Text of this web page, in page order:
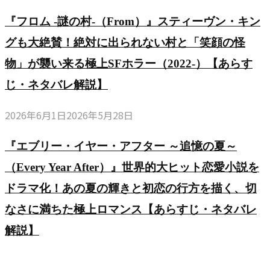
『フロム -謎の村-（From）』スティーヴン・キン
グも大絶賛！絶対に出られない村と「笑顔の怪
物」が襲い来る極上SFホラー（2022-）【あらす
じ・ネタバレ解説】
2026年6月1日2026年5月28日
『エブリー・イヤー・アフター ～追憶の夏～
（Every Year After）』世界的大ヒット恋愛小説を
ドラマ化！あの夏の輝きと初恋の行方を描く、切
なさに満ちた極上ロマンス【あらすじ・ネタバレ
解説】